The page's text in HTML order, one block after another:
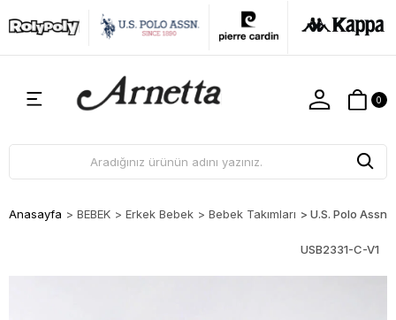
0
Anasayfa > BEBEK > Erkek Bebek > Bebek Takımları > U.S. Polo Assn.
USB2331-C-V1